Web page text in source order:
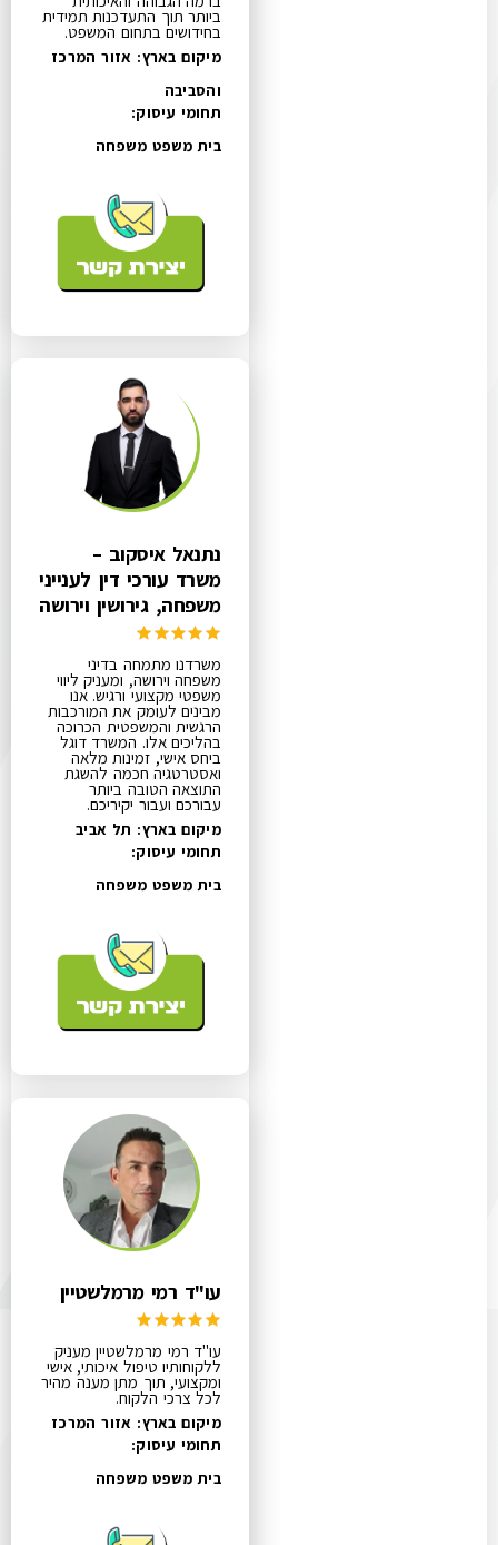
ביותר תוך התעדכנות תמידית
בחידושים בתחום המשפט.
מיקום בארץ: אזור המרכז
והסביבה
תחומי עיסוק:
בית משפט משפחה
נתנאל איסקוב –
משרד עורכי דין לענייני
משפחה, גירושין וירושה
משרדנו מתמחה בדיני
משפחה וירושה, ומעניק ליווי
משפטי מקצועי ורגיש. אנו
מבינים לעומק את המורכבות
הרגשית והמשפטית הכרוכה
בהליכים אלו. המשרד דוגל
ביחס אישי, זמינות מלאה
ואסטרטגיה חכמה להשגת
התוצאה הטובה ביותר
עבורכם ועבור יקיריכם.
מיקום בארץ: תל אביב
תחומי עיסוק:
בית משפט משפחה
עו"ד רמי מרמלשטיין
עו"ד רמי מרמלשטיין מעניק
ללקוחותיו טיפול איכותי, אישי
ומקצועי, תוך מתן מענה מהיר
לכל צרכי הלקוח.
מיקום בארץ: אזור המרכז
תחומי עיסוק:
בית משפט משפחה